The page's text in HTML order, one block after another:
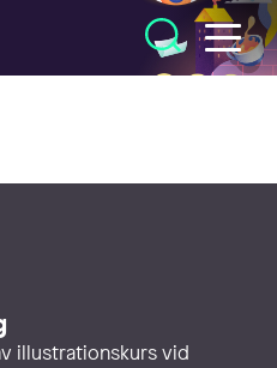
illustrationskurs vid